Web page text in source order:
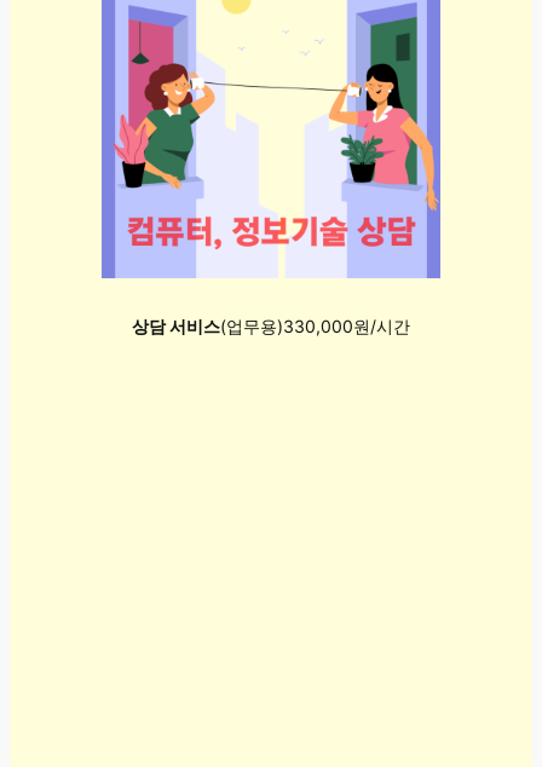
상담 서비스(업무용)330,000원/시간